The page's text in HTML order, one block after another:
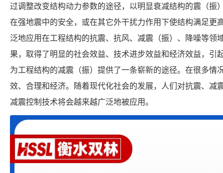
过调整改变结构动力参数的途径，以明显衰减结构的震（振
在强地震中的安全，或在其它外干扰力作用下使结构满足更
泛地应用在工程结构的抗震、抗风、减震（振）、降噪等领
果，取得了明显的社会效益、技术进步效益和经济效益，引
为工程结构的减震（振）提供了一条崭新的途径。在很多情
效、合理和经济。随着现代化社会的发展，人们对抗震、减
减震控制技术将会越来越广泛地被应用。